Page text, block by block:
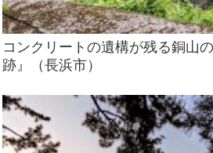
コンクリートの遺構が残る銅山
跡』（長浜市）